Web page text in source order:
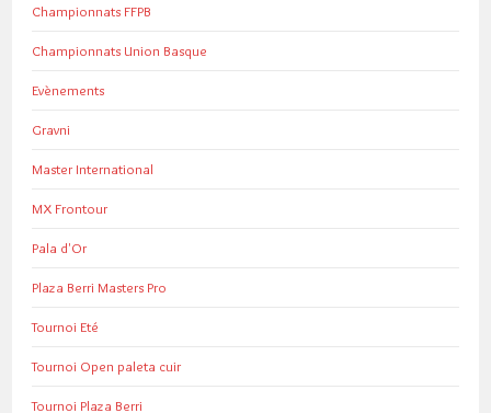
Championnats FFPB
Championnats Union Basque
Evènements
Gravni
Master International
MX Frontour
Pala d'Or
Plaza Berri Masters Pro
Tournoi Eté
Tournoi Open paleta cuir
Tournoi Plaza Berri